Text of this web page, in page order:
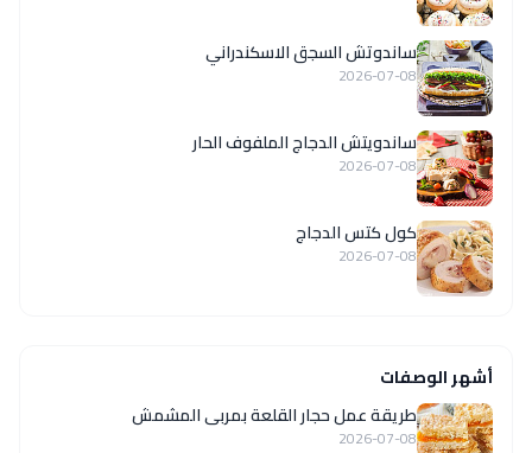
ساندوتش السجق الاسكندراني
2026-07-08
ساندويتش الدجاج الملفوف الحار
2026-07-08
كول كتس الدجاج
2026-07-08
أشهر الوصفات
طريقة عمل حجار القلعة بمربى المشمش
2026-07-08